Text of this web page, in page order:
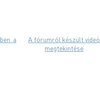
A fórumról készült videó
megtekintése